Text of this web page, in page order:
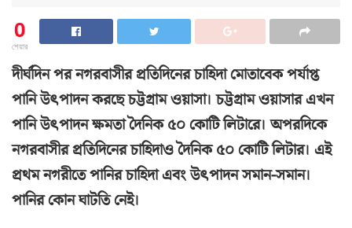
0
শেয়ার
দীর্ঘদিন পর নগরবাসীর প্রতিদিনের চাহিদা মোতাবেক পর্যাপ্ত
পানি উৎপাদন করছে চট্টগ্রাম ওয়াসা। চট্টগ্রাম ওয়াসার এখন
পানি উৎপাদন ক্ষমতা দৈনিক ৫০ কোটি লিটারে। অপরদিকে
নগরবাসীর প্রতিদিনের চাহিদাও দৈনিক ৫০ কোটি লিটার। এই
প্রথম নগরীতে পানির চাহিদা এবং উৎপাদন সমান-সমান।
পানির কোন ঘাটতি নেই।